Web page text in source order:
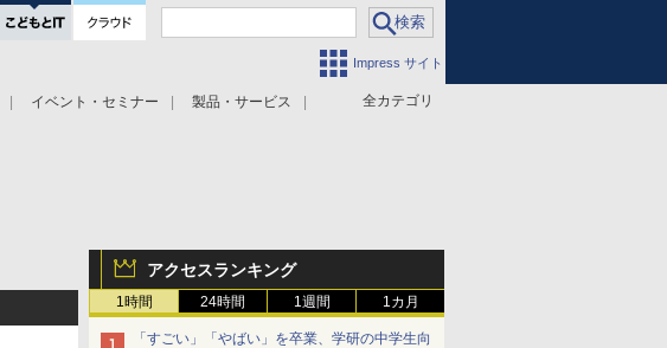
Impress サイト
全カテゴリ
イベント・セミナー 製品・サービス
アクセスランキング
1時間 24時間 1週間 1カ月
「すごい」「やばい」を卒業、学研の中学生向